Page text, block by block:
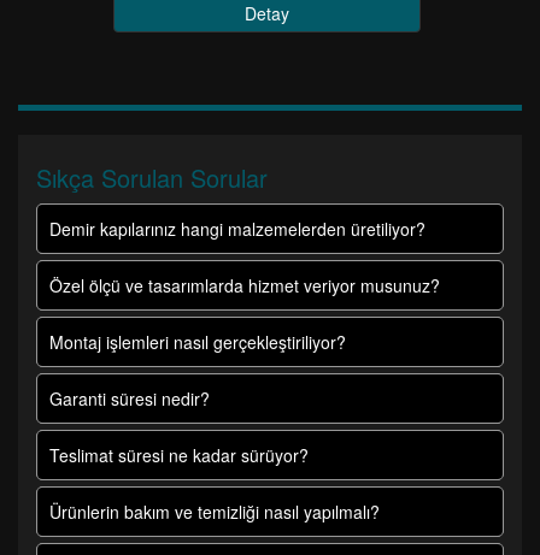
Detay
Sıkça Sorulan Sorular
Demir kapılarınız hangi malzemelerden üretiliyor?
Özel ölçü ve tasarımlarda hizmet veriyor musunuz?
Montaj işlemleri nasıl gerçekleştiriliyor?
Garanti süresi nedir?
Teslimat süresi ne kadar sürüyor?
Ürünlerin bakım ve temizliği nasıl yapılmalı?